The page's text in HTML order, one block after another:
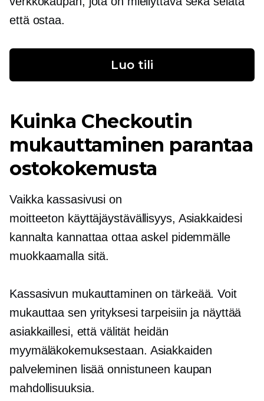
että ostaa.
Luo tili
Kuinka Checkoutin
mukauttaminen parantaa
ostokokemusta
Vaikka kassasivusi on
moitteeton käyttäjäystävällisyys, Asiakkaidesi
kannalta kannattaa ottaa askel pidemmälle
muokkaamalla sitä.
Kassasivun mukauttaminen on tärkeää. Voit
mukauttaa sen yrityksesi tarpeisiin ja näyttää
asiakkaillesi, että välität heidän
myymäläkokemuksestaan. Asiakkaiden
palveleminen lisää onnistuneen kaupan
mahdollisuuksia.